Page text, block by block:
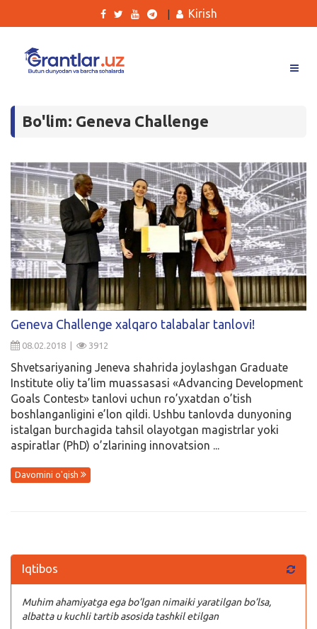
Tanlovlar
Kurslar
Blog
Yana
Qidirish
Kirish
Bo'lim: Geneva Challenge
Geneva Challenge xalqaro talabalar tanlovi!
08.02.2018 | 3912
Shvetsariyaning Jeneva shahrida joylashgan Graduate
Institute oliy ta’lim muassasasi «Advancing Development
Goals Contest» tanlovi uchun ro’yxatdan o’tish
boshlanganligini e’lon qildi. Ushbu tanlovda dunyoning
istalgan burchagida tahsil olayotgan magistrlar yoki
aspiratlar (PhD) o’zlarining innovatsion ...
Davomini o'qish
Iqtibos
Muhim ahamiyatga ega bo’lgan nimaiki yaratilgan bo’lsa,
albatta u kuchli tartib asosida tashkil etilgan